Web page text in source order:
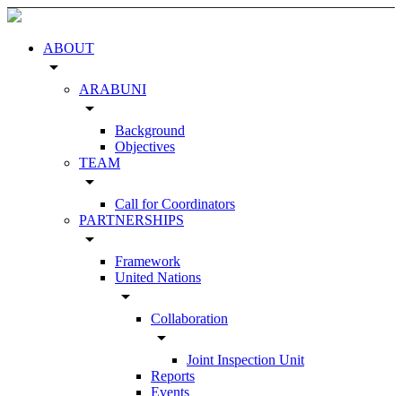
ABOUT
arrow_drop_down
ARABUNI
arrow_drop_down
Background
Objectives
TEAM
arrow_drop_down
Call for Coordinators
PARTNERSHIPS
arrow_drop_down
Framework
United Nations
arrow_drop_down
Collaboration
arrow_drop_down
Joint Inspection Unit
Reports
Events